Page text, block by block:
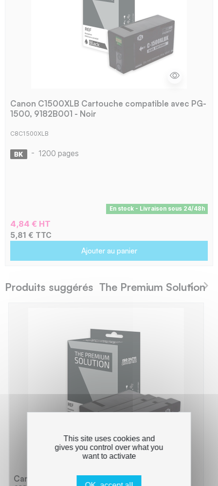
Canon C1500XLB Cartouche compatible avec PG-
1500, 9182B001 - Noir
C8C1500XLB
- 1200 pages
En stock - Livraison sous 24/48h
4,84 € HT
5,81 € TTC
Ajouter au panier
Produits suggérés The Premium Solution
Canon C1500XL Pack x 4 compatible avec
This site uses cookies and
gives you control over what you
want to activate